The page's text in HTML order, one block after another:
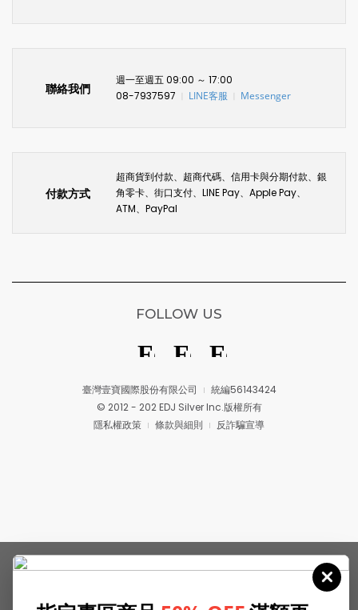
聯絡我們
週一至週五 09:00 ～ 17:00
08-7937597
LINE客服 Messenger
付款方式
超商貨到付款、超商代碼、信用卡與分期付款、銀
角零卡、街口支付、LINE Pay、Apple Pay、
ATM、PayPal
臺灣壹寶國際股份有限公司
統編56143424
© 2012 - 202 EDJ Silver Inc.版權所有
隱私權政策
條款與細則 反詐騙宣導
FOLLOW US